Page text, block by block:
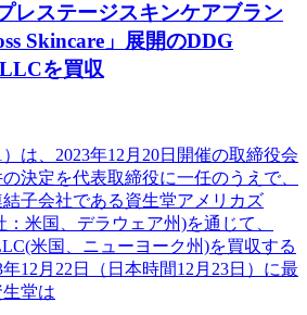
レステージスキンケアブラン
Skincare」展開のDDG
を買収
は、2023年12月20日開催の取締役会
決定を代表取締役に一任のうえで、
子会社である資生堂アメリカズ
米国、デラウェア州)を通じて、
米国、ニューヨーク州)を買収する
12月22日（日本時間12月23日）に最
堂は